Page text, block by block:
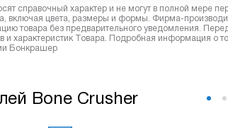
справочный характер и не могут в полной мере
включая цвета, размеры и формы. Фирма-
товара без предварительного уведомления.
и характеристик Товара. Подробная информация о
Бонкрашер
Bone Crusher